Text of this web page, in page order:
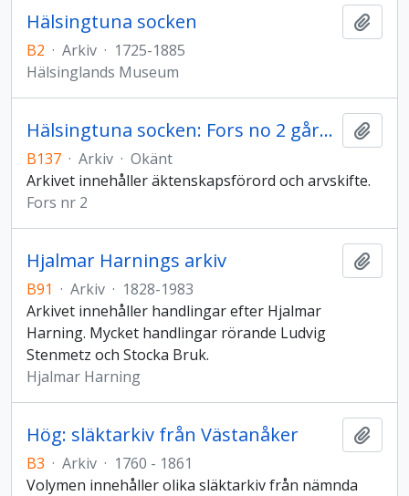
Hälsingtuna socken
B2 · Arkiv · 1725-1885
Hälsinglands Museum
Hälsingtuna socken: Fors no 2 gårdsarkiv
B137 · Arkiv · Okänt
Arkivet innehåller äktenskapsförord och arvskifte.
Fors nr 2
Hjalmar Harnings arkiv
B91 · Arkiv · 1828-1983
Arkivet innehåller handlingar efter Hjalmar
Harning. Mycket handlingar rörande Ludvig
Stenmetz och Stocka Bruk.
Hjalmar Harning
Hög: släktarkiv från Västanåker
B3 · Arkiv · 1760 - 1861
Volymen innehåller olika släktarkiv från nämnda